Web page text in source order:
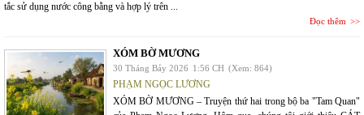
tắc sử dụng nước công bằng và hợp lý trên ...
Đọc thêm
XÓM BỜ MƯƠNG
30 Tháng Bảy 2026 1:56 CH (Xem: 864)
PHẠM NGỌC LƯƠNG
XÓM BỜ MƯƠNG – Truyện thứ hai trong bộ ba "Tam Quan"